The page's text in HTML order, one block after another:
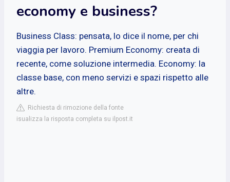
economy e business?
Business Class: pensata, lo dice il nome, per chi
viaggia per lavoro. Premium Economy: creata di
recente, come soluzione intermedia. Economy: la
classe base, con meno servizi e spazi rispetto alle
altre.
Richiesta di rimozione della fonte
isualizza la risposta completa su ilpost.it